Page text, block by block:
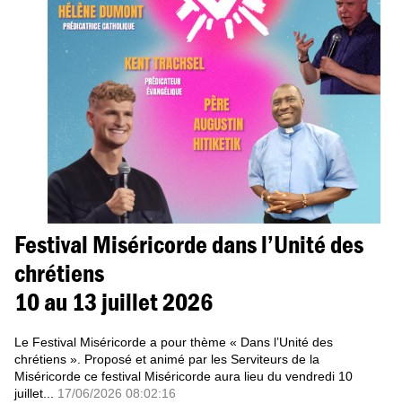
Festival Miséricorde dans l’Unité des
chrétiens
10 au 13 juillet 2026
Le Festival Miséricorde a pour thème « Dans l’Unité des
chrétiens ». Proposé et animé par les Serviteurs de la
Miséricorde ce festival Miséricorde aura lieu du vendredi 10
juillet...
17/06/2026 08:02:16